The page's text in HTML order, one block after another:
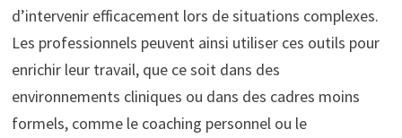
d’intervenir efficacement lors de situations complexes.
Les professionnels peuvent ainsi utiliser ces outils pour
enrichir leur travail, que ce soit dans des
environnements cliniques ou dans des cadres moins
formels, comme le coaching personnel ou le